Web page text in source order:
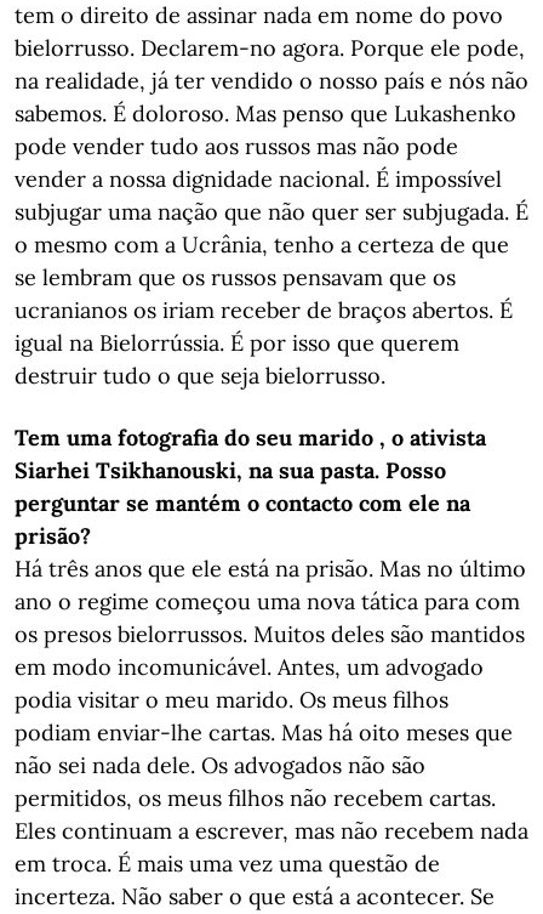
tem o direito de assinar nada em nome do povo
bielorrusso. Declarem-no agora. Porque ele pode,
na realidade, já ter vendido o nosso país e nós não
sabemos. É doloroso. Mas penso que Lukashenko
pode vender tudo aos russos mas não pode
vender a nossa dignidade nacional. É impossível
subjugar uma nação que não quer ser subjugada. É
o mesmo com a Ucrânia, tenho a certeza de que
se lembram que os russos pensavam que os
ucranianos os iriam receber de braços abertos. É
igual na Bielorrússia. É por isso que querem
destruir tudo o que seja bielorrusso.
Tem uma fotografia do seu marido , o ativista
Siarhei Tsikhanouski, na sua pasta. Posso
perguntar se mantém o contacto com ele na
prisão?
Há três anos que ele está na prisão. Mas no último
ano o regime começou uma nova tática para com
os presos bielorrussos. Muitos deles são mantidos
em modo incomunicável. Antes, um advogado
podia visitar o meu marido. Os meus filhos
podiam enviar-lhe cartas. Mas há oito meses que
não sei nada dele. Os advogados não são
permitidos, os meus filhos não recebem cartas.
Eles continuam a escrever, mas não recebem nada
em troca. É mais uma vez uma questão de
incerteza. Não saber o que está a acontecer. Se